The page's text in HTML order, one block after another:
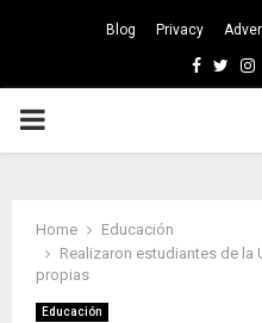
Blog Privacy
PRIMARY
Home
Educación
Realizaron estudiantes de la
propias
Educación